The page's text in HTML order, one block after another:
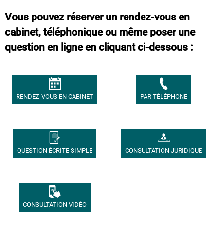
Vous pouvez réserver un rendez-vous en
cabinet, téléphonique ou même poser une
question en ligne en cliquant ci-dessous :
RENDEZ-VOUS EN CABINET PAR TÉLÉPHONE
QUESTION ÉCRITE SIMPLE CONSULTATION JURIDIQUE
CONSULTATION VIDÉO